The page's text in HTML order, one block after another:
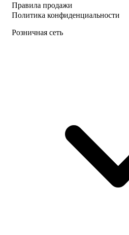
Правила продажи
Политика конфиденциальности
Розничная сеть